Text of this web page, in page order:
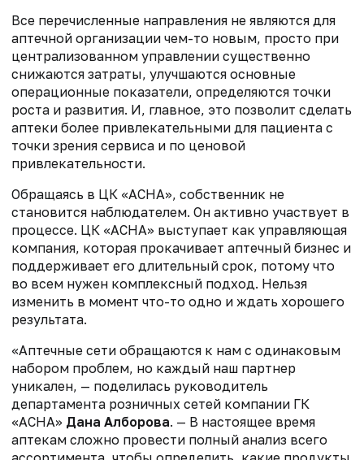
Все перечисленные направления не являются для
аптечной организации чем-то новым, просто при
централизованном управлении существенно
снижаются затраты, улучшаются основные
операционные показатели, определяются точки
роста и развития. И, главное, это позволит сделать
аптеки более привлекательными для пациента с
точки зрения сервиса и по ценовой
привлекательности.
Обращаясь в ЦК «АСНА», собственник не
становится наблюдателем. Он активно участвует в
процессе. ЦК «АСНА» выступает как управляющая
компания, которая прокачивает аптечный бизнес и
поддерживает его длительный срок, потому что
во всем нужен комплексный подход. Нельзя
изменить в момент что-то одно и ждать хорошего
результата.
«Аптечные сети обращаются к нам с одинаковым
набором проблем, но каждый наш партнер
уникален, — поделилась руководитель
департамента розничных сетей компании ГК
«АСНА» Дана Алборова. — В настоящее время
аптекам сложно провести полный анализ всего